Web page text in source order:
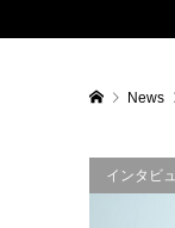
News
インタビ